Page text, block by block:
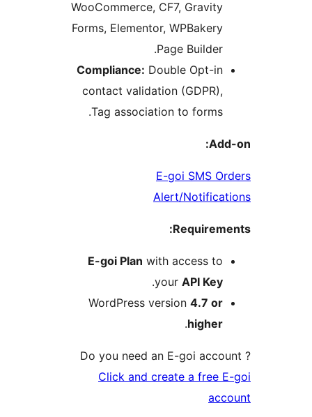
WooCommerce, CF7, Gravity
Forms, Elementor, WPBakery
Compliance: Double Opt-in
contact validation (GDPR),
Tag association to forms.
E-goi SMS
Alert/
E-goi Plan
with access to
WordPress version
Do you need an E-goi
Click and create a free